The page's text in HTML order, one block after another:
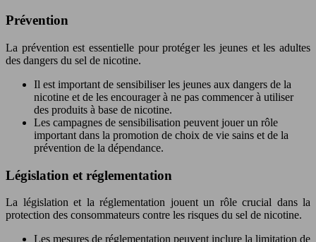
Prévention
La prévention est essentielle pour protéger les jeunes et les adultes
des dangers du sel de nicotine.
Il est important de sensibiliser les jeunes aux dangers de la
nicotine et de les encourager à ne pas commencer à utiliser
des produits à base de nicotine.
Les campagnes de sensibilisation peuvent jouer un rôle
important dans la promotion de choix de vie sains et de la
prévention de la dépendance.
Législation et réglementation
La législation et la réglementation jouent un rôle crucial dans la
protection des consommateurs contre les risques du sel de nicotine.
Les mesures de réglementation peuvent inclure la limitation de